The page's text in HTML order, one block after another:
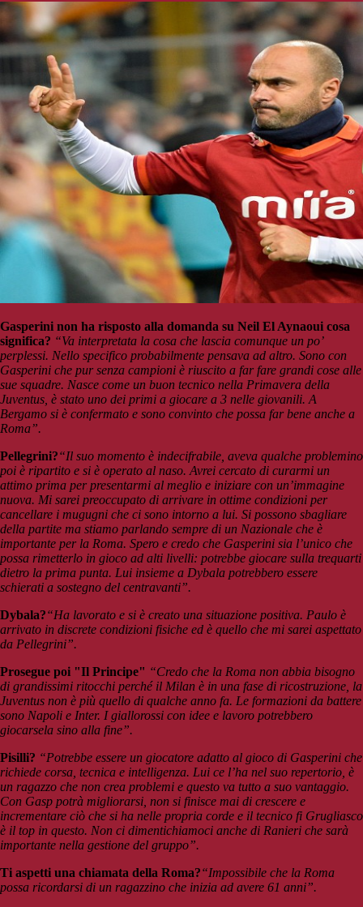
Gasperini non ha risposto alla domanda su Neil El Aynaoui cosa
significa? “Va interpretata la cosa che lascia comunque un po’
perplessi. Nello specifico probabilmente pensava ad altro. Sono con
Gasperini che pur senza campioni è riuscito a far fare grandi cose alle
sue squadre. Nasce come un buon tecnico nella Primavera della
Juventus, è stato uno dei primi a giocare a 3 nelle giovanili. A
Bergamo si è confermato e sono convinto che possa far bene anche a
Roma”.
Pellegrini?“Il suo momento è indecifrabile, aveva qualche problemino
poi è ripartito e si è operato al naso. Avrei cercato di curarmi un
attimo prima per presentarmi al meglio e iniziare con un’immagine
nuova. Mi sarei preoccupato di arrivare in ottime condizioni per
cancellare i mugugni che ci sono intorno a lui. Si possono sbagliare
della partite ma stiamo parlando sempre di un Nazionale che è
importante per la Roma. Spero e credo che Gasperini sia l’unico che
possa rimetterlo in gioco ad alti livelli: potrebbe giocare sulla trequarti
dietro la prima punta. Lui insieme a Dybala potrebbero essere
schierati a sostegno del centravanti”.
Dybala?“Ha lavorato e si è creato una situazione positiva. Paulo è
arrivato in discrete condizioni fisiche ed è quello che mi sarei aspettato
da Pellegrini”.
Prosegue poi "Il Principe" “Credo che la Roma non abbia bisogno
di grandissimi ritocchi perché il Milan è in una fase di ricostruzione, la
Juventus non è più quello di qualche anno fa. Le formazioni da battere
sono Napoli e Inter. I giallorossi con idee e lavoro potrebbero
giocarsela sino alla fine”.
Pisilli? “Potrebbe essere un giocatore adatto al gioco di Gasperini che
richiede corsa, tecnica e intelligenza. Lui ce l’ha nel suo repertorio, è
un ragazzo che non crea problemi e questo va tutto a suo vantaggio.
Con Gasp potrà migliorarsi, non si finisce mai di crescere e
incrementare ciò che si ha nelle propria corde e il tecnico fi Grugliasco
è il top in questo. Non ci dimentichiamoci anche di Ranieri che sarà
importante nella gestione del gruppo”.
Ti aspetti una chiamata della Roma?“Impossibile che la Roma
possa ricordarsi di un ragazzino che inizia ad avere 61 anni”.